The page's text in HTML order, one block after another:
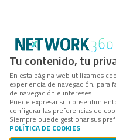
Tu contenido, tu
En esta página web utilizamos
experiencia de navegación,
de navegación e intereses.
Puede expresar su
configurar las preferencias de
Siempre puede gestionar sus
POLÍTICA DE COOKIES.